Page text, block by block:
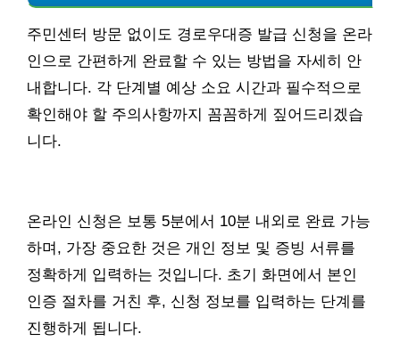
주민센터 방문 없이도 경로우대증 발급 신청을 온라
인으로 간편하게 완료할 수 있는 방법을 자세히 안
내합니다. 각 단계별 예상 소요 시간과 필수적으로
확인해야 할 주의사항까지 꼼꼼하게 짚어드리겠습
니다.
온라인 신청은 보통 5분에서 10분 내외로 완료 가능
하며, 가장 중요한 것은 개인 정보 및 증빙 서류를
정확하게 입력하는 것입니다. 초기 화면에서 본인
인증 절차를 거친 후, 신청 정보를 입력하는 단계를
진행하게 됩니다.